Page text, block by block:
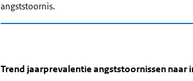
angststoornis.
Trend jaarprevalentie
Sla de grafiek 'Trend jaarprevalentie
Trend jaarprevalentie
Trend jaarprevalentie angststoornissen naar